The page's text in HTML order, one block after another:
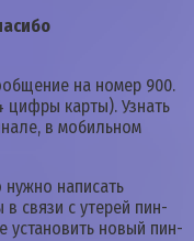
на номер 900.
цифры карты). Узнать
в мобильном
нужно написать
связи с утерей пин-
установить новый пин-